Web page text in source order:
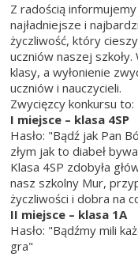
Z radością
najładniejsze i
życzliwość, który
uczniów naszej szkoły.
klasy, a wyłonienie
uczniów i nauczycieli.
Zwycięzcy konkursu to:
I miejsce – klasa 4SP
Hasło: "Bądź jak Pan
złym jak to diabeł
Klasa 4SP zdobyła
nasz szkolny Mur,
życzliwości i dobra na
II miejsce – klasa 1A
Hasło: "Bądźmy mili
gra"